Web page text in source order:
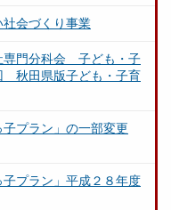
会づくり事業
専門分科会 子ども・子
秋田県版子ども・子育
プラン」の一部変更
プラン」平成２８年度